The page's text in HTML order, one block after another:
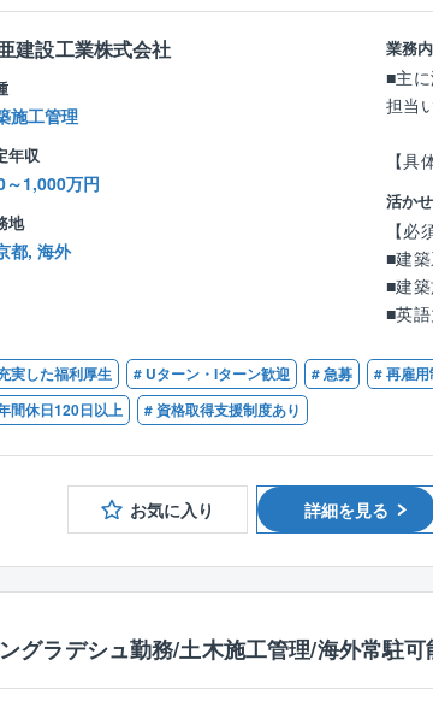
単身
務が
家
間の
・1
か月
・2
らに
◎海
月）
◎英
★平
【同
■同
た公
物流
また
建設工業株式会社
施工管理
年収
～1,000万円
地
都, 海外
業務
■主
担当
【具
〇現
理、
〇社
〇資
〇発
〇近
国外
【海
間の
・1
活か
【必
■建
■建
■英
【歓
■1級
■海外
実した福利厚生 # Uターン・Iターン歓迎 # 急募 # 再雇用
間休日120日以上
# 資格取得支援制度あり
お気に入り 詳細を見る
グラデシュ勤務/土木施工管理/海外常駐可